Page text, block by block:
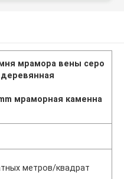
мрамора вены серо
мраморная каменна
метров/квадрат